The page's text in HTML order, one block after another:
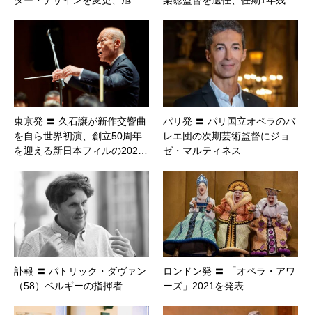
東京発 〓 久石譲が新作交響曲
を自ら世界初演、創立50周年
を迎える新日本フィルの202…
パリ発 〓 パリ国立オペラのバ
レエ団の次期芸術監督にジョ
ゼ・マルティネス
訃報 〓 パトリック・ダヴァン
（58）ベルギーの指揮者
ロンドン発 〓 「オペラ・アワ
ーズ」2021を発表